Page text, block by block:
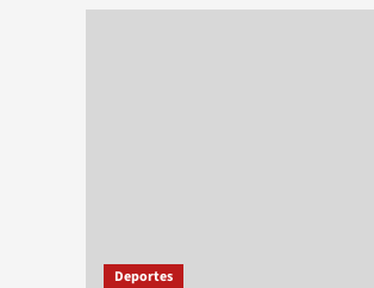
Deportes